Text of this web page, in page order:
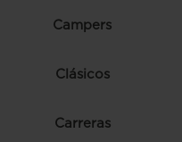
Campers
Clásicos
Carreras